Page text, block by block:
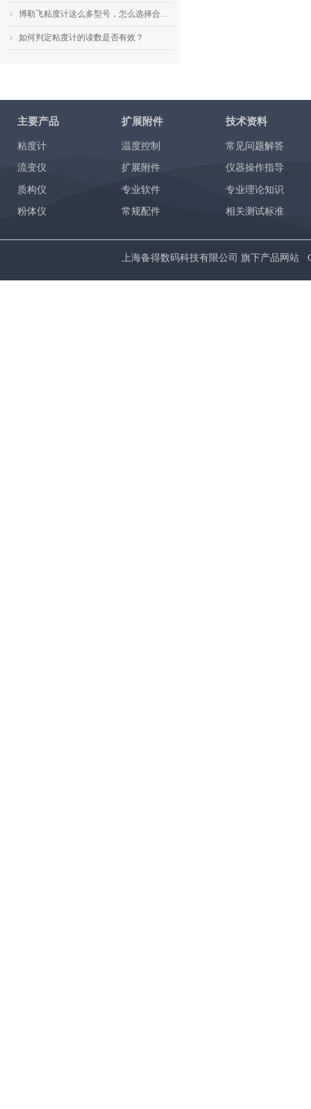
ꁇ 博勒飞粘度计这么多型号，怎么选择合适的机型？
ꁇ 如何判定粘度计的读数是否有效？
上海备得数码科技有限公司 旗下产品网站
常见问题解答
仪器操作指导
专业理论知识
相关测试标准
主要产品 技术资料
扩展附件
粘度计
流变仪
质构仪
粉体仪
温度控制
扩展附件
专业软件
常规配件